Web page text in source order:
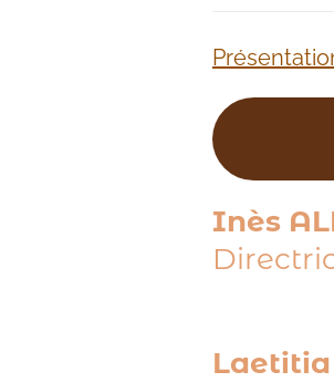
Inès
Laetitia